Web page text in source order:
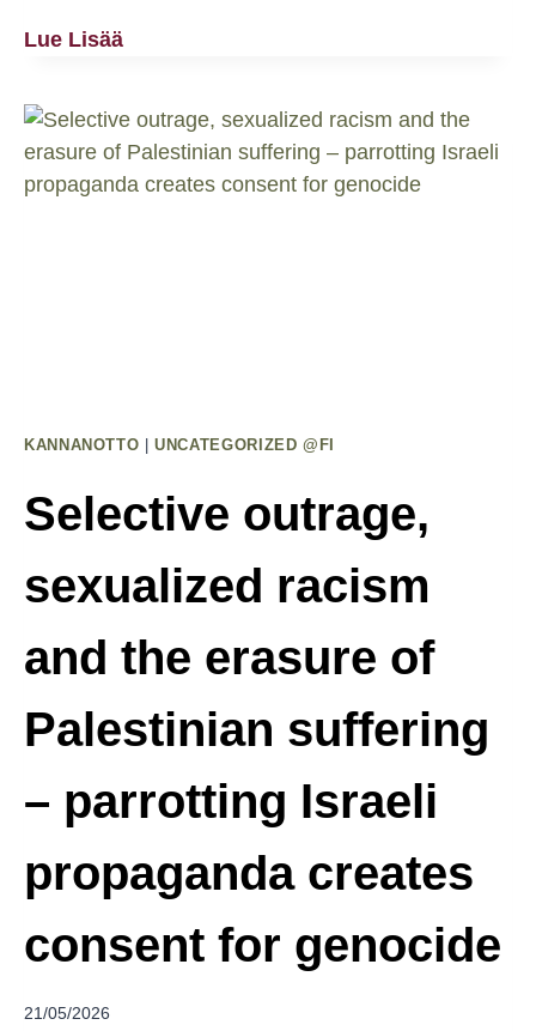
Lue LisääLina
Aseistakieltäytyjä­
KANNANOTTO |UNCATEGORIZED @FI
Selective outrage,
sexualized racism
and the erasure of
Palestinian suffering
– parrotting Israeli
propaganda creates
consent for genocide
21/05/2026